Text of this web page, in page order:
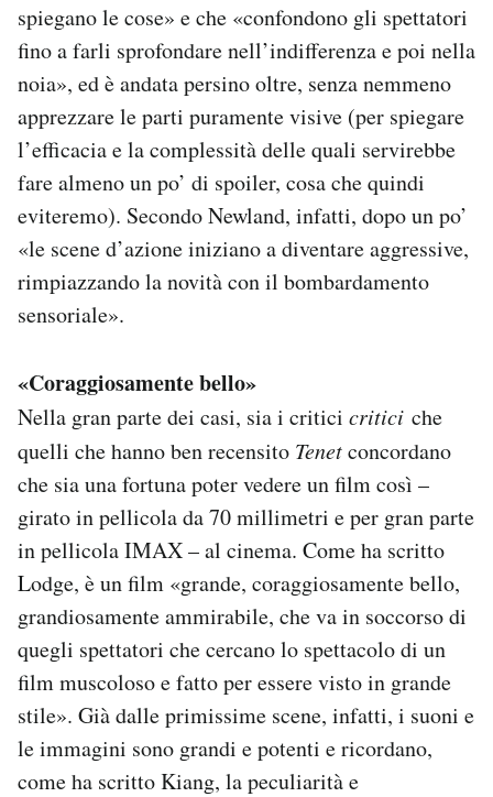
spiegano le cose» e che «confondono gli spettatori
fino a farli sprofondare nell’indifferenza e poi nella
noia», ed è andata persino oltre, senza nemmeno
apprezzare le parti puramente visive (per spiegare
l’efficacia e la complessità delle quali servirebbe
fare almeno un po’ di spoiler, cosa che quindi
eviteremo). Secondo Newland, infatti, dopo un po’
«le scene d’azione iniziano a diventare aggressive,
rimpiazzando la novità con il bombardamento
sensoriale».
«Coraggiosamente bello»
Nella gran parte dei casi, sia i critici critici che
quelli che hanno ben recensito Tenetconcordano
che sia una fortuna poter vedere un film così –
girato in pellicola da 70 millimetri e per gran parte
in pellicola IMAX – al cinema. Come ha scritto
Lodge, è un film «grande, coraggiosamente bello,
grandiosamente ammirabile, che va in soccorso di
quegli spettatori che cercano lo spettacolo di un
film muscoloso e fatto per essere visto in grande
stile». Già dalle primissime scene, infatti, i suoni e
le immagini sono grandi e potenti e ricordano,
come ha scritto Kiang, la peculiarità e